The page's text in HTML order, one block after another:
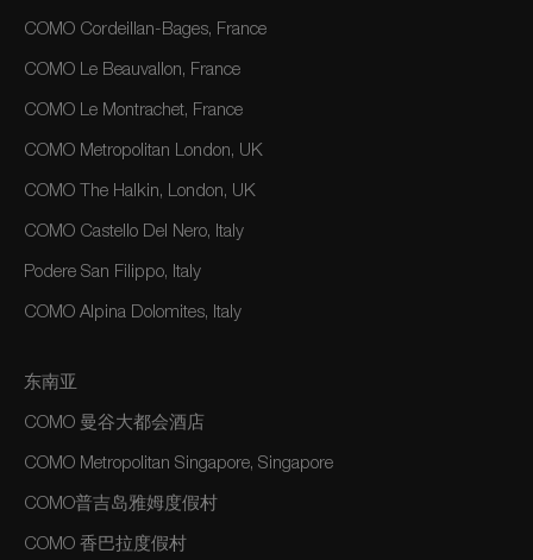
COMO Cordeillan-Bages, France
COMO Le Beauvallon, France
COMO Le Montrachet, France
COMO Metropolitan London, UK
COMO The Halkin, London, UK
COMO Castello Del Nero, Italy
Podere San Filippo, Italy
COMO Alpina Dolomites, Italy
东南亚
COMO 曼谷大都会酒店
COMO Metropolitan Singapore, Singapore
COMO普吉岛雅姆度假村
COMO 香巴拉度假村